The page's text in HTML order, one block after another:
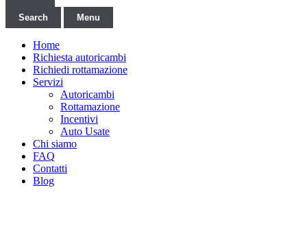
Search Menu
Home
Richiesta autoricambi
Richiedi rottamazione
Servizi
Autoricambi
Rottamazione
Incentivi
Auto Usate
Chi siamo
FAQ
Contatti
Blog